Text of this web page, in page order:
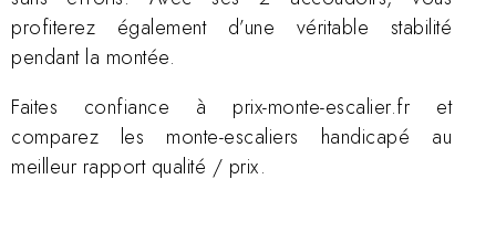
profiterez également d’une véritable stabilité
pendant la montée.
Faites confiance à prix-monte-escalier.fr et
comparez les monte-escaliers handicapé au
meilleur rapport qualité / prix.